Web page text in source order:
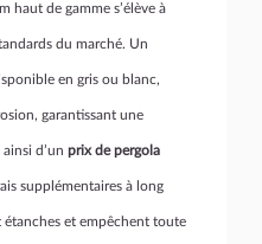
haut de gamme s’élève à
du marché. Un
en gris ou blanc,
garantissant une
d’un prix de pergola
supplémentaires à long
étanches et empêchent toute